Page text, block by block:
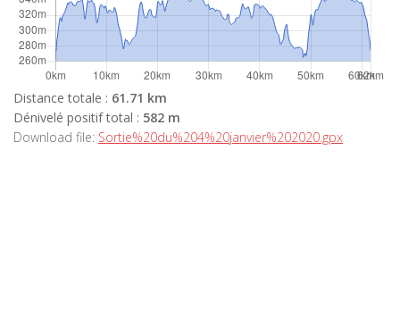
Distance totale : 61.71 km
Dénivelé positif total : 582 m
Download file: Sortie%20du%204%20janvier%202020.gpx